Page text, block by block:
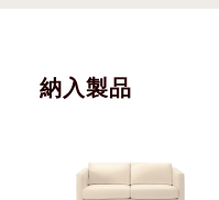
納入製品